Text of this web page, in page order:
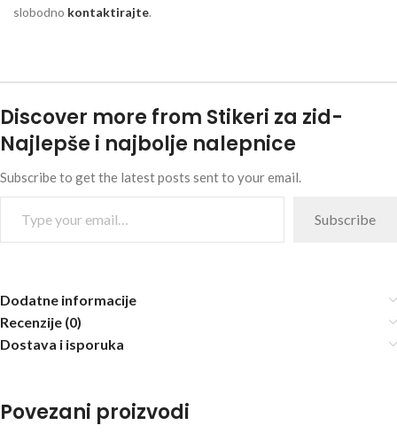
slobodno kontaktirajte.
Discover more from Stikeri za zid-
Najlepše i najbolje nalepnice
Subscribe to get the latest posts sent to your email.
Subscribe
Dodatne informacije
Recenzije (0)
Dostava i isporuka
Povezani proizvodi